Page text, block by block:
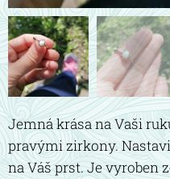
Jemná krása na Vaši
pravými zirkony.
na Váš prst. Je vyroben